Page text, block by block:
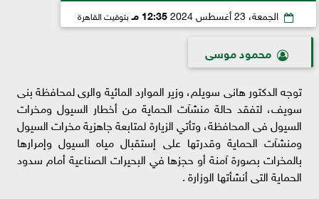
الجمعة، 23 أغسطس 2024 12:35 مـ بتوقيت القاهرة
محمود موسى
توجه الدكتور هانى سويلم، وزير الموارد المائية والرى لمحافظة بنى
سويف، لتفقد حالة منشآت الحماية من أخطار السيول ومخرات
السيول فى المحافظة، وتأتي الزيارة لمتابعة جاهزية مخرات السيول
ومنشآت الحماية وقدرتها على إستقبال مياه السيول وإمرارها
بالمخرات بصورة آمنة أو حجزها في البحيرات الصناعية أمام سدود
الحماية التى أنشأتها الوزارة .